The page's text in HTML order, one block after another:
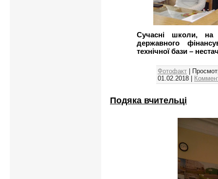
Сучасні школи, на
державного
технічної бази –
Фотофакт |
01.02.2018 |
Подяка вчительці